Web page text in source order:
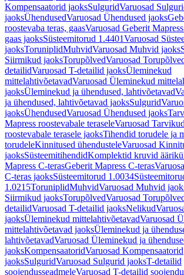
Kompensaatorid jaoksSulguridVaruosad
jaoksÜhendusedVaruosad Ühendused jaoks
roostevaba teras, gaasVaruosad Geberit
gaas jaoksSüsteemitorud 1.4401Varuosad
jaoksToruniplidMuhvidVaruosad Muhvid jaoks
Siirmikud jaoksTorupõlvedVaruosad
detailidVaruosad T-detailid jaoksÜleminekud
mittelahtivõetavadVaruosad Üleminekud
jaoksÜleminekud ja ühendused, lahtivõetavad
ja ühendused, lahtivõetavad jaoksSulgurid
jaoksÜhendusedVaruosad Ühendused jaoks
Mapress roostevabale teraseleVaruosad
roostevabale terasele jaoksTihendid torudele ja
torudeleKinnitused ühendusteleVaruosad
jaoksSüsteemitihendidKomplektid kruvid
Mapress C-terasGeberit Mapress C-teras
C-teras jaoksSüsteemitorud 1.0034
1.0215ToruniplidMuhvidVaruosad Muhvid
Siirmikud jaoksTorupõlvedVaruosad
detailidVaruosad T-detailid jaoksNelikud
jaoksÜleminekud mittelahtivõetavadVaruosad
mittelahtivõetavad jaoksÜleminekud ja
lahtivõetavadVaruosad Üleminekud ja
jaoksKompensaatoridVaruosad Kompensaatorid
jaoksSulguridVaruosad Sulgurid jaoksT-detailid
soojendusseadmeleVaruosad T-detailid